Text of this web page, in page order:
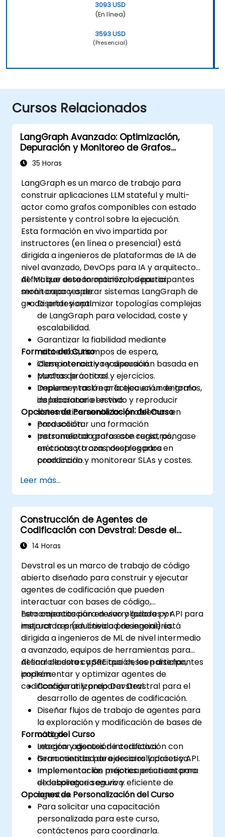
3093 USD
(En línea)
3593 USD
(Presencial)
Cursos Relacionados
LangGraph Avanzado: Optimización,
Depuración y Monitoreo de Grafos
Complejos
35 Horas
LangGraph es un marco de trabajo para
construir aplicaciones LLM stateful y multi-
actor como grafos componibles con estado
persistente y control sobre la ejecución.
Esta formación en vivo impartida por
instructores (en línea o presencial) está
dirigida a ingenieros de plataformas de IA de
nivel avanzado, DevOps para IA y arquitectos
de ML que desean optimizar, depurar,
monitorear y operar sistemas LangGraph de
grado profesional.
Al finalizar esta formación, los participantes
serán capaces de:
Diseñar y optimizar topologías complejas
de LangGraph para velocidad, coste y
escalabilidad.
Garantizar la fiabilidad mediante
reintentos, tiempos de espera,
idempotencia y recuperación basada en
puntos de control.
Depurar y rastrear la ejecución de grafos,
inspeccionar el estado y reproducir
sistemáticamente los problemas en
producción.
Instrumentar grafos con registros,
métricas y trazas, desplegarlos en
producción y monitorear SLAs y costes.
Formato del Curso
Clase interactiva y discusión.
Muchas prácticas y ejercicios.
Implementación práctica en un entorno
de laboratorio en vivo.
Opciones de Personalización del Curso
Para solicitar una formación
personalizada para este curso, póngase
en contacto con nosotros para
coordinarlo.
Leer más...
Construcción de Agentes de
Codificación con Devstral: Desde el
Diseño del Agente hasta la
Herramientización
14 Horas
Devstral es un marco de trabajo de código
abierto diseñado para construir y ejecutar
agentes de codificación que pueden
interactuar con bases de código,
herramientas para desarrolladores y API para
mejorar la productividad de ingeniería.
Esta capacitación en vivo y guiada por
instructores (en línea o presencial) está
dirigida a ingenieros de ML de nivel intermedio
a avanzado, equipos de herramientas para
desarrolladores y SRE que deseen diseñar,
implementar y optimizar agentes de
codificación utilizando Devstral.
Al final de esta capacitación, los participantes
podrán:
Configurar y preparar Devstral para el
desarrollo de agentes de codificación.
Diseñar flujos de trabajo de agentes para
la exploración y modificación de bases de
código.
Integrar agentes de codificación con
herramientas para desarrolladores y API.
Implementar las mejores prácticas para
el despliegue seguro y eficiente de
agentes.
Formato del Curso
Lección y discusión interactiva.
Gran cantidad de ejercicios y práctica.
Implementación práctica en un entorno
de laboratorio en vivo.
Opciones de Personalización del Curso
Para solicitar una capacitación
personalizada para este curso,
contáctenos para coordinarla.